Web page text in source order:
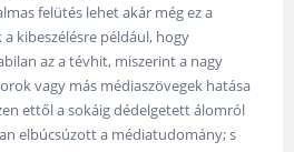
felütés lehet akár még ez a
kibeszélésre például, hogy
az a tévhit, miszerint a nagy
vagy más médiaszövegek hatása
ettől a sokáig dédelgetett álomról
elbúcsúzott a médiatudomány; s